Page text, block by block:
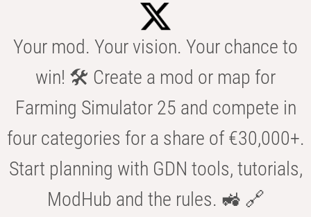
Your mod. Your vision. Your chance to
win! 🛠️ Create a mod or map for
Farming Simulator 25 and compete in
four categories for a share of €30,000+.
Start planning with GDN tools, tutorials,
ModHub and the rules. 🚜 🔗